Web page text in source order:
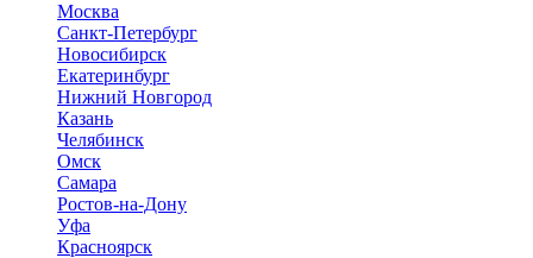
Москва
Санкт-Петербург
Новосибирск
Екатеринбург
Нижний Новгород
Казань
Челябинск
Омск
Самара
Ростов-на-Дону
Уфа
Красноярск